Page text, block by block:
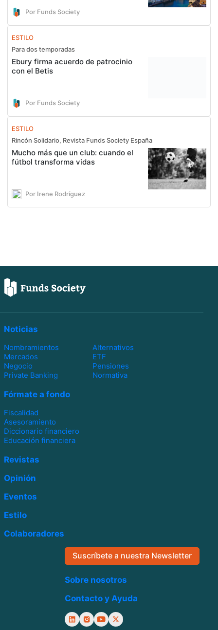
Por Funds Society
ESTILO
Para dos temporadas
Ebury firma acuerdo de patrocinio
con el Betis
Por Funds Society
ESTILO
Rincón Solidario, Revista Funds Society España
Mucho más que un club: cuando el
fútbol transforma vidas
Por Irene Rodríguez
Noticias
Nombramientos
Alternativos
Mercados
ETF
Negocio
Pensiones
Private Banking
Normativa
Fórmate a fondo
Fiscalidad
Asesoramiento
Diccionario financiero
Educación financiera
Revistas
Opinión
Eventos
Estilo
Colaboradores
Suscríbete a nuestra Newsletter
Sobre nosotros
Contacto y Ayuda